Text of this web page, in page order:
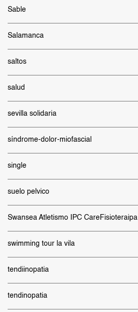
Sable
Salamanca
saltos
salud
sevilla solidaria
síndrome-dolor-miofascial
single
suelo pelvico
Swansea Atletismo IPC CareFisioteraipa
swimming tour la vila
tendiinopatia
tendinopatia